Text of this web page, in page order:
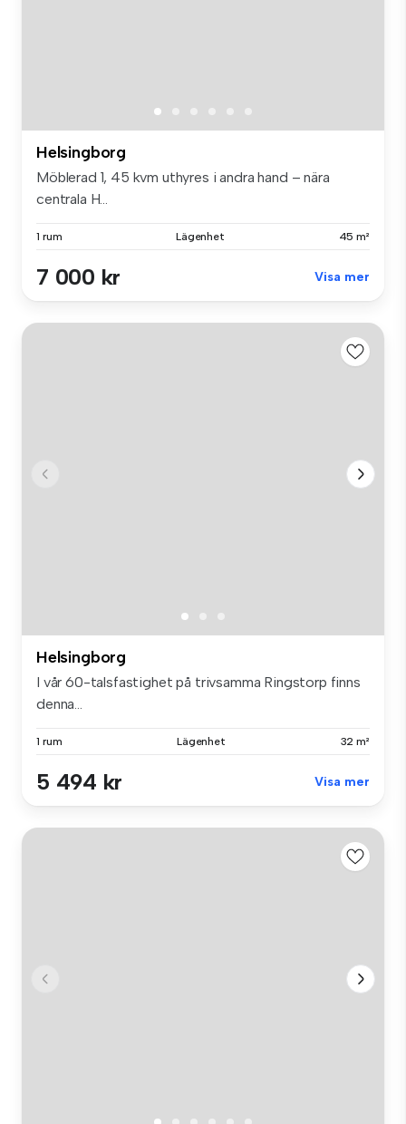
Helsingborg
Möblerad 1, 45 kvm uthyres i andra hand – nära
centrala H...
1 rum Lägenhet 45 m²
7 000 kr Visa mer
Helsingborg
I vår 60-talsfastighet på trivsamma Ringstorp finns
denna...
1 rum Lägenhet 32 m²
5 494 kr Visa mer